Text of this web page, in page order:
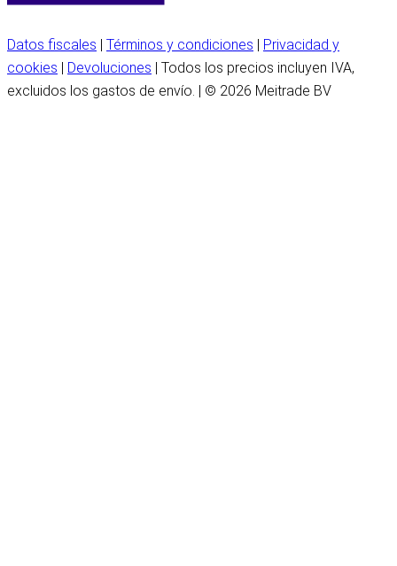
Datos fiscales Términos y condiciones
Privacidad y
cookies
Devoluciones | Todos los precios incluyen IVA,
excluidos los gastos de envío. | © 2026 Meitrade BV